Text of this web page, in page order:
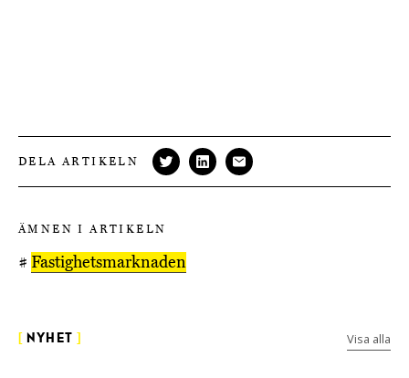
DELA ARTIKELN
ÄMNEN I ARTIKELN
# Fastighetsmarknaden
NYHET Visa alla